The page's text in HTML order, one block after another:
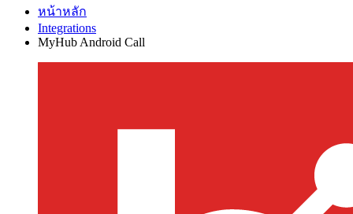
หน้าหลัก
Integrations
MyHub Android Call